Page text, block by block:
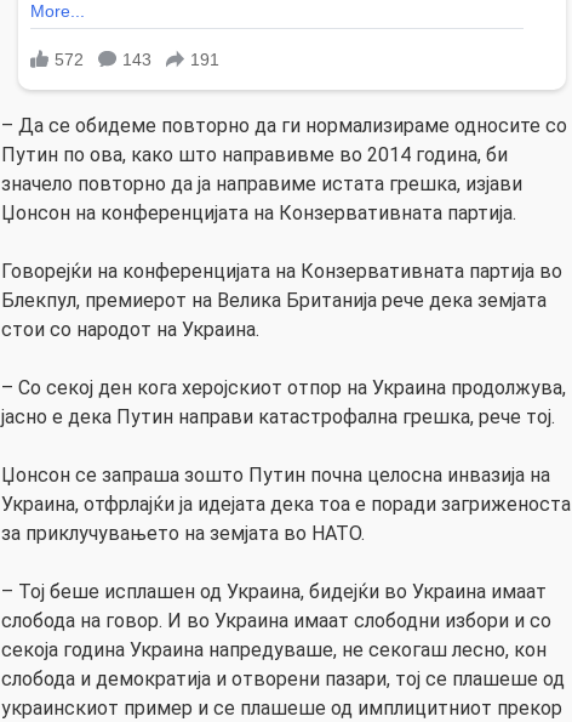
– Да се ​​обидеме повторно да ги нормализираме односите со
Путин по ова, како што направивме во 2014 година, би
значело повторно да ја направиме истата грешка, изјави
Џонсон на конференцијата на Конзервативната партија.
Говорејќи на конференцијата на Конзервативната партија во
Блекпул, премиерот на Велика Британија рече дека земјата
стои со народот на Украина.
– Со секој ден кога херојскиот отпор на Украина продолжува,
јасно е дека Путин направи катастрофална грешка, рече тој.
Џонсон се запраша зошто Путин почна целосна инвазија на
Украина, отфрлајќи ја идејата дека тоа е поради загриженоста
за приклучувањето на земјата во НАТО.
– Тој беше исплашен од Украина, бидејќи во Украина имаат
слобода на говор. И во Украина имаат слободни избори и со
секоја година Украина напредуваше, не секогаш лесно, кон
слобода и демократија и отворени пазари, тој се плашеше од
украинскиот пример и се плашеше од имплицитниот прекор